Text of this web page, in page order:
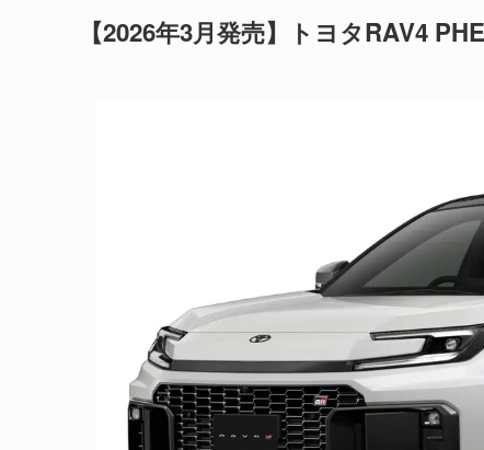
【2026年3月発売】トヨタRAV4